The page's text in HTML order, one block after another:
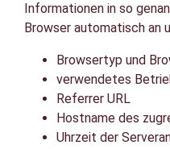
Informationen in so
Browser automatisch an
Browsertyp und
verwendetes
Referrer URL
Hostname des
Uhrzeit der